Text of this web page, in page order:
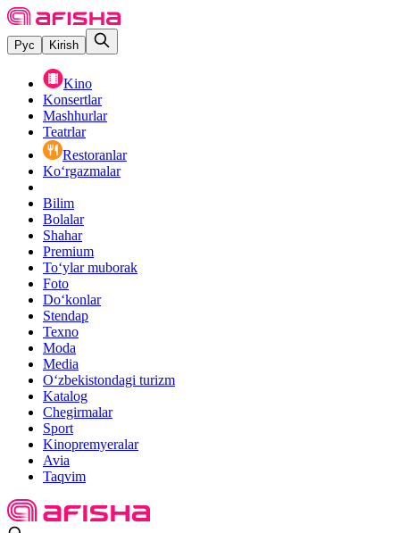
Рус Kirish
Kino
Konsertlar
Mashhurlar
Teatrlar
Restoranlar
Ko‘rgazmalar
Bilim
Bolalar
Shahar
Premium
Toʻylar muborak
Foto
Do‘konlar
Stendap
Texno
Moda
Media
O‘zbekistondagi turizm
Katalog
Chegirmalar
Sport
Kinopremyeralar
Avia
Taqvim